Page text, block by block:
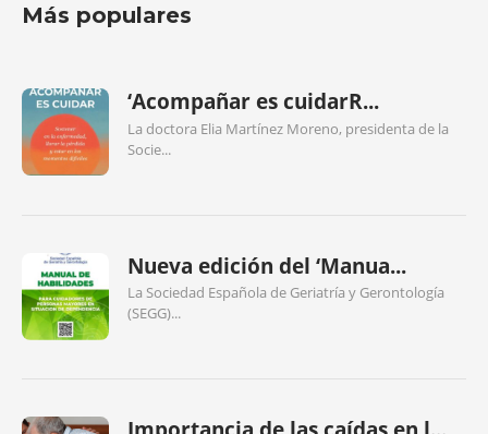
Más populares
‘Acompañar es cuidarR...
La doctora Elia Martínez Moreno, presidenta de la
Socie...
Nueva edición del ‘Manua...
La Sociedad Española de Geriatría y Gerontología
(SEGG)...